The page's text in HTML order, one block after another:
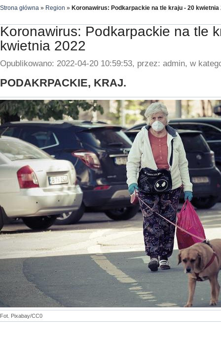
Strona główna » Region » Koronawirus: Podkarpackie na tle kraju - 20 kwietnia
Koronawirus: Podkarpackie na tle
kwietnia 2022
Opublikowano: 2022-04-20 10:59:53, przez: admin, w
PODAKRPACKIE, KRAJ.
Fot. Pixabay/CC0